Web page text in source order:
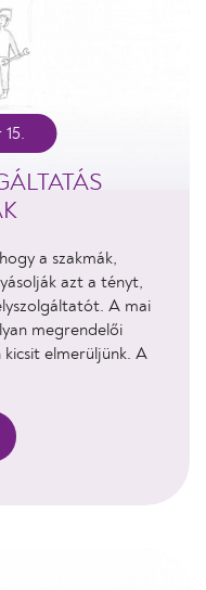
a szakmák,
azt a tényt,
A mai
megrendelői
elmerüljünk. A